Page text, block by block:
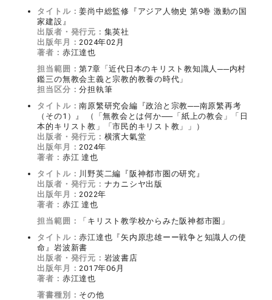
タイトル：姜尚中総監修『アジア人物史 第9巻 激動の国
家建設』
出版者・発行元： 集英社
出版年月：2024年02月
著者： 赤江達也
担当範囲：第7章「近代日本のキリスト教知識人──内村
鑑三の無教会主義と宗教的教養の時代」
担当区分：分担執筆
タイトル：南原繁研究会編『政治と宗教──南原繁再考
（その1）』 （「無教会とは何か──「紙上の教会」「日
本的キリスト教」「市民的キリスト教」」）
出版者・発行元： 横濱大氣堂
出版年月：2024年
著者： 赤江 達也
タイトル： 川野英二編『阪神都市圏の研究』
出版者・発行元： ナカニシヤ出版
出版年月：2022年
著者： 赤江 達也
担当範囲：
「キリスト教学校からみた阪神都市圏」
タイトル：赤江達也『矢内原忠雄ーー戦争と知識人の使
命』岩波新書
出版者・発行元： 岩波書店
出版年月：2017年06月
著者： 赤江達也
著書種別： その他